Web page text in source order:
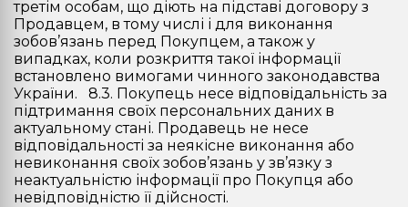
третім особам, що діють на підставі договору з
Продавцем, в тому числі і для виконання
зобов’язань перед Покупцем, а також у
випадках, коли розкриття такої інформації
встановлено вимогами чинного законодавства
України. 8.3. Покупець несе відповідальність за
підтримання своїх персональних даних в
актуальному стані. Продавець не несе
відповідальності за неякісне виконання або
невиконання своїх зобов’язань у зв’язку з
неактуальністю інформації про Покупця або
невідповідністю її дійсності.